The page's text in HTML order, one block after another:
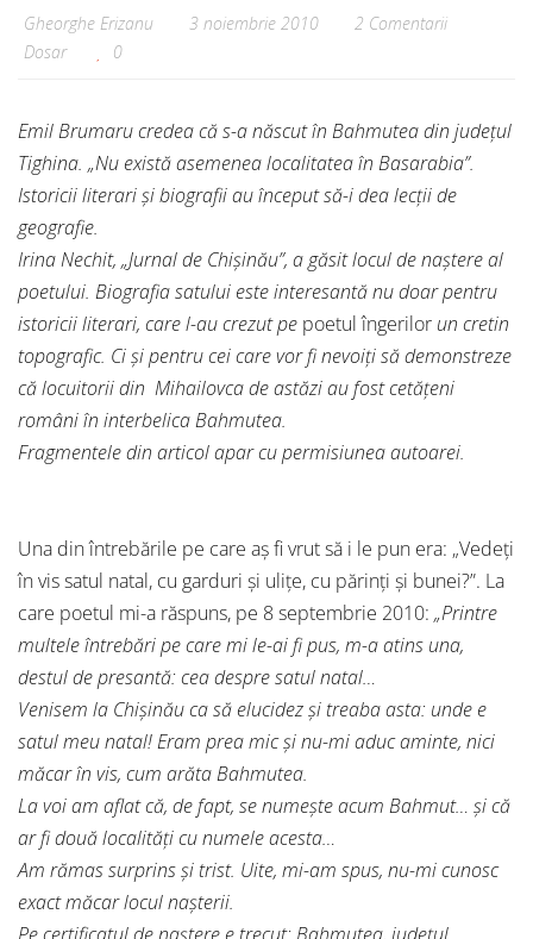
Gheorghe Erizanu 3 noiembrie 2010
2 Comentarii
Dosar
0
Emil Brumaru credea că s-a născut în Bahmutea din județul
Tighina. „Nu există asemenea localitatea în Basarabia”.
Istoricii literari și biografii au început să-i dea lecții de
geografie.
Irina Nechit, „Jurnal de Chișinău”, a găsit locul de naștere al
poetului. Biografia satului este interesantă nu doar pentru
istoricii literari, care l-au crezut pe poetul îngerilor un cretin
topografic. Ci și pentru cei care vor fi nevoiți să demonstreze
că locuitorii din Mihailovca de astăzi au fost cetățeni
români în interbelica Bahmutea.
Fragmentele din articol apar cu permisiunea autoarei.
Una din întrebările pe care aş fi vrut să i le pun era: „Vedeţi
în vis satul natal, cu garduri şi uliţe, cu părinţi şi bunei?”. La
care poetul mi-a răspuns, pe 8 septembrie 2010: „Printre
multele întrebări pe care mi le-ai fi pus, m-a atins una,
destul de presantă: cea despre satul natal…
Venisem la Chişinău ca să elucidez şi treaba asta: unde e
satul meu natal! Eram prea mic şi nu-mi aduc aminte, nici
măcar în vis, cum arăta Bahmutea.
La voi am aflat că, de fapt, se numeşte acum Bahmut… şi că
ar fi două localităţi cu numele acesta…
Am rămas surprins şi trist. Uite, mi-am spus, nu-mi cunosc
exact măcar locul naşterii.